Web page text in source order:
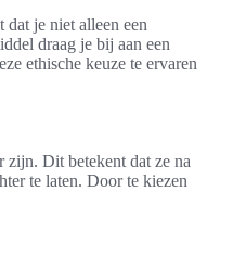
je niet alleen een
draag je bij aan een
ethische keuze te ervaren
zijn. Dit betekent dat ze na
te laten. Door te kiezen